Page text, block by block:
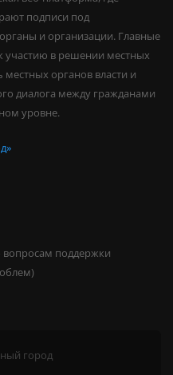
подписи под
и организации. Главные
участию в решении местных
органов власти и
диалога между гражданами
уровне.
вопросам поддержки
город